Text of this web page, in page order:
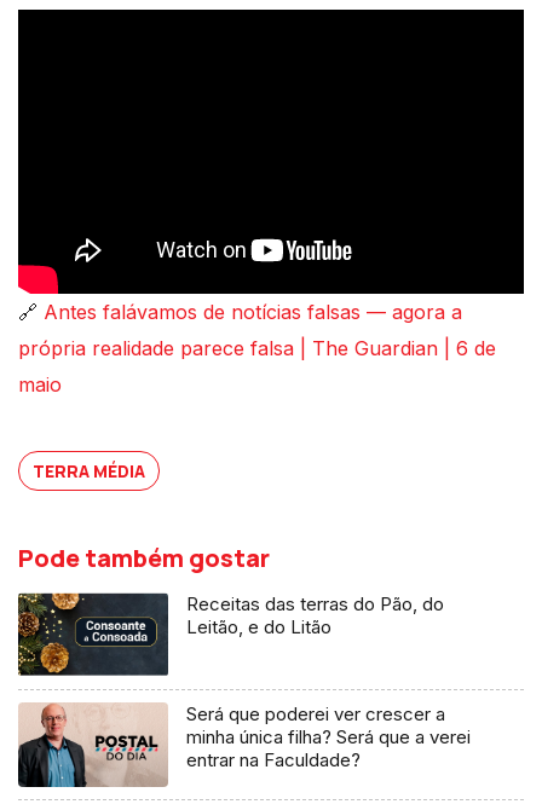
🔗 Antes falávamos de notícias falsas — agora a
própria realidade parece falsa | The Guardian | 6 de
maio
TERRA MÉDIA
Pode também gostar
Receitas das terras do Pão, do
Leitão, e do Litão
Será que poderei ver crescer a
minha única filha? Será que a verei
entrar na Faculdade?